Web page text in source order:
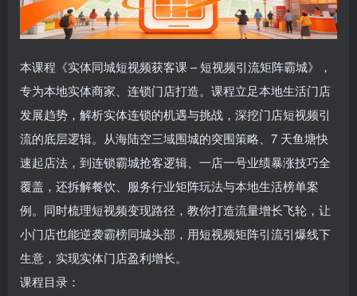
本课程《实体同城短视频获客课 – 短视频引流矩阵霸城》，
专为本地实体商家、连锁门店打造。课程立足本地生活门店
发展趋势，解析实体连锁的机遇与挑战，深挖门店短视频引
流的底层逻辑。从海陆空三域围城的突围策略、7 天鱼塘快
速起店法，到连锁霸城抢客逻辑、一店一号业绩暴涨技巧全
覆盖，还拆解餐饮、服务行业矩阵玩法与本地生活榜单案
例。同时梳理短视频变现路径，教你打造流量增长飞轮，让
小门店也能逆袭霸榜同城头部，用短视频矩阵引流引爆线下
生意，实现实体门店盈利增长。
课程目录：